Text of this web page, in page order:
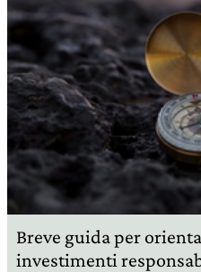
Breve guida per
investimenti